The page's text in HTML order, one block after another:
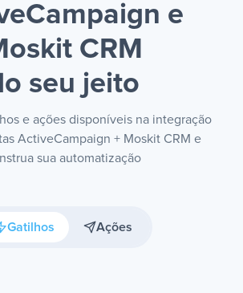
e
CRM
seu jeito
e ações disponíveis na integração
ActiveCampaign + Moskit CRM e
sua automatização
Gatilhos Ações